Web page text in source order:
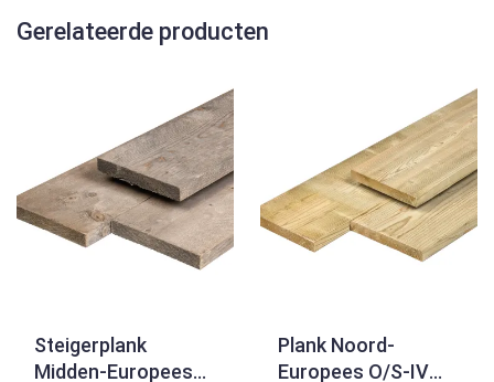
Gerelateerde producten
Steigerplank
Midden-Europees
Plank Noord-
Europees O/S-IV